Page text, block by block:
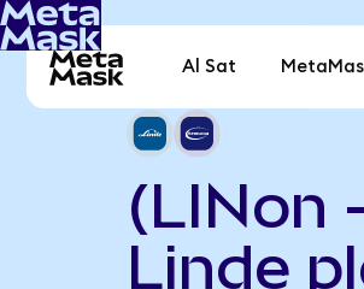
Al Sat
(LINon
Linde